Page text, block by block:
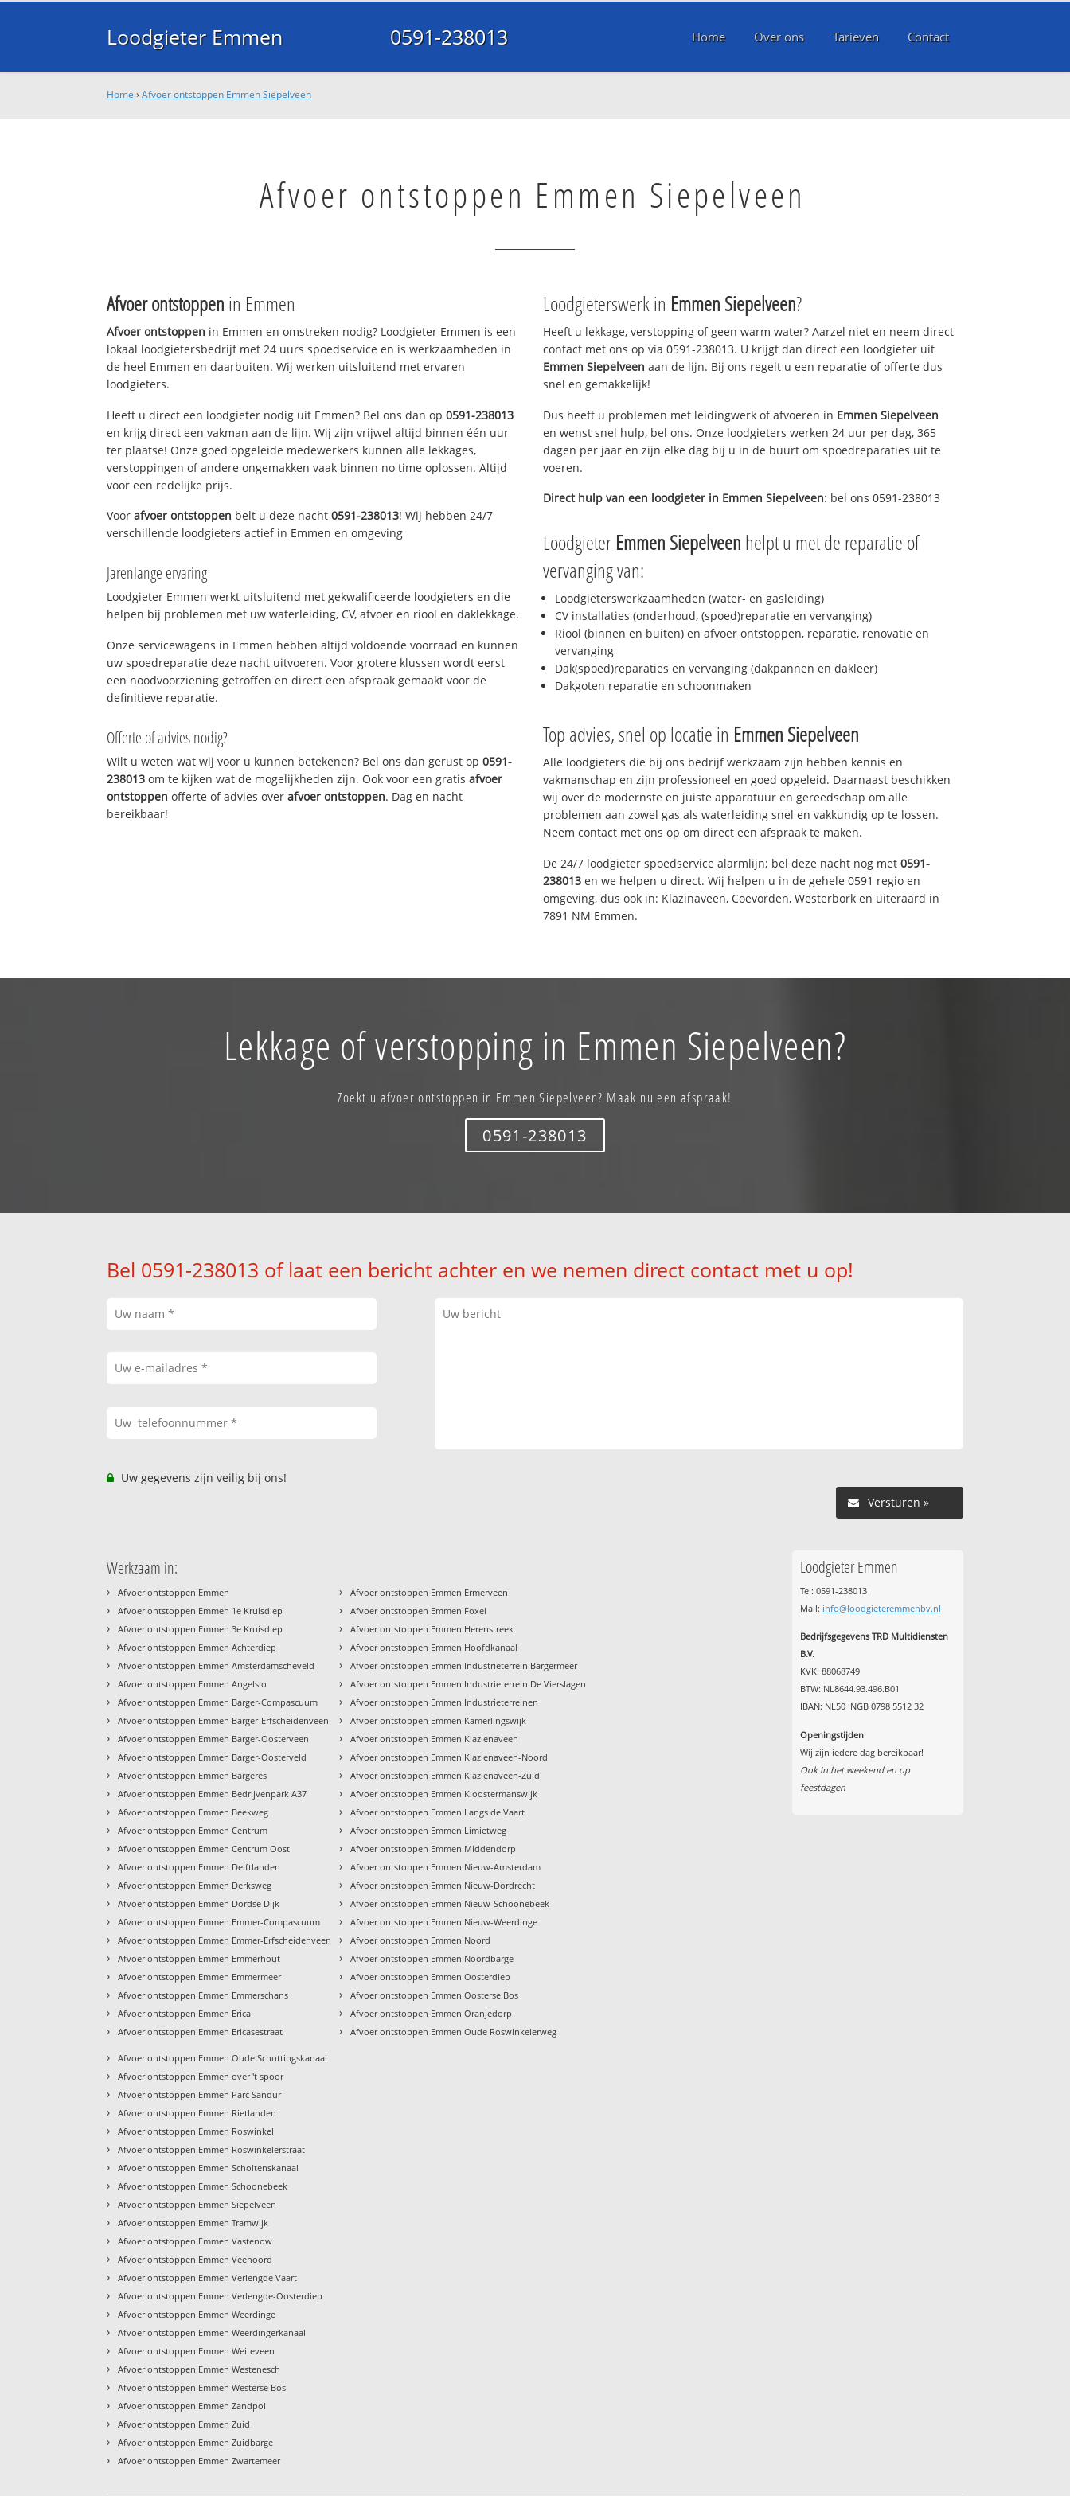
Loodgieter Emmen 0591-238013 Home Over ons Tarieven Contact
Home ›Afvoer ontstoppen Emmen Siepelveen
Afvoer ontstoppen Emmen Siepelveen
Afvoer ontstoppen in Emmen
Afvoer ontstoppen in Emmen en omstreken nodig? Loodgieter Emmen is een
lokaal loodgietersbedrijf met 24 uurs spoedservice en is werkzaamheden in
de heel Emmen en daarbuiten. Wij werken uitsluitend met ervaren
loodgieters.
Heeft u direct een loodgieter nodig uit Emmen? Bel ons dan op0591-238013
en krijg direct een vakman aan de lijn. Wij zijn vrijwel altijd binnen één uur
ter plaatse! Onze goed opgeleide medewerkers kunnen alle lekkages,
verstoppingen of andere ongemakken vaak binnen no time oplossen. Altijd
voor een redelijke prijs.
Voorafvoer ontstoppen belt u deze nacht0591-238013! Wij hebben 24/7
verschillende loodgieters actief in Emmen en omgeving
Jarenlange ervaring
Loodgieter Emmen werkt uitsluitend met gekwalificeerde loodgieters en die
helpen bij problemen met uw waterleiding, CV, afvoer en riool en daklekkage.
Onze servicewagens in Emmen hebben altijd voldoende voorraad en kunnen
uw spoedreparatie deze nacht uitvoeren. Voor grotere klussen wordt eerst
een noodvoorziening getroffen en direct een afspraak gemaakt voor de
definitieve reparatie.
Offerte of advies nodig?
Wilt u weten wat wij voor u kunnen betekenen? Bel ons dan gerust op0591-
238013 om te kijken wat de mogelijkheden zijn. Ook voor een gratisafvoer
ontstoppen offerte of advies overafvoer ontstoppen. Dag en nacht
bereikbaar!
Loodgieterswerk in Emmen Siepelveen?
Heeft u lekkage, verstopping of geen warm water? Aarzel niet en neem direct
contact met ons op via 0591-238013. U krijgt dan direct een loodgieter uit
Emmen Siepelveen aan de lijn. Bij ons regelt u een reparatie of offerte dus
snel en gemakkelijk!
Dus heeft u problemen met leidingwerk of afvoeren in Emmen Siepelveen
en wenst snel hulp, bel ons. Onze loodgieters werken 24 uur per dag, 365
dagen per jaar en zijn elke dag bij u in de buurt om spoedreparaties uit te
voeren.
Direct hulp van een loodgieter in Emmen Siepelveen: bel ons 0591-238013
Loodgieter Emmen Siepelveen helpt u met de reparatie of
vervanging van:
Loodgieterswerkzaamheden (water- en gasleiding)
CV installaties (onderhoud, (spoed)reparatie en vervanging)
Riool (binnen en buiten) en afvoer ontstoppen, reparatie, renovatie en
vervanging
Dak(spoed)reparaties en vervanging (dakpannen en dakleer)
Dakgoten reparatie en schoonmaken
Top advies, snel op locatie in Emmen Siepelveen
Alle loodgieters die bij ons bedrijf werkzaam zijn hebben kennis en
vakmanschap en zijn professioneel en goed opgeleid. Daarnaast beschikken
wij over de modernste en juiste apparatuur en gereedschap om alle
problemen aan zowel gas als waterleiding snel en vakkundig op te lossen.
Neem contact met ons op om direct een afspraak te maken.
De 24/7 loodgieter spoedservice alarmlijn; bel deze nacht nog met 0591-
238013 en we helpen u direct. Wij helpen u in de gehele 0591 regio en
omgeving, dus ook in: Klazinaveen, Coevorden, Westerbork en uiteraard in
7891 NM Emmen.
Lekkage of verstopping in Emmen Siepelveen?
Zoekt u afvoer ontstoppen in Emmen Siepelveen? Maak nu een afspraak!
0591-238013
Bel 0591-238013 of laat een bericht achter en we nemen direct contact met u op!
Uw gegevens zijn veilig bij ons!
Versturen »
Werkzaam in:
› Afvoer ontstoppen Emmen
› Afvoer ontstoppen Emmen 1e Kruisdiep
› Afvoer ontstoppen Emmen 3e Kruisdiep
› Afvoer ontstoppen Emmen Achterdiep
› Afvoer ontstoppen Emmen Amsterdamscheveld
› Afvoer ontstoppen Emmen Angelslo
› Afvoer ontstoppen Emmen Barger-Compascuum
› Afvoer ontstoppen Emmen Barger-Erfscheidenveen
› Afvoer ontstoppen Emmen Barger-Oosterveen
› Afvoer ontstoppen Emmen Barger-Oosterveld
› Afvoer ontstoppen Emmen Bargeres
› Afvoer ontstoppen Emmen Bedrijvenpark A37
› Afvoer ontstoppen Emmen Beekweg
› Afvoer ontstoppen Emmen Centrum
› Afvoer ontstoppen Emmen Centrum Oost
› Afvoer ontstoppen Emmen Delftlanden
› Afvoer ontstoppen Emmen Derksweg
› Afvoer ontstoppen Emmen Dordse Dijk
› Afvoer ontstoppen Emmen Emmer-Compascuum
› Afvoer ontstoppen Emmen Emmer-Erfscheidenveen
› Afvoer ontstoppen Emmen Emmerhout
› Afvoer ontstoppen Emmen Emmermeer
› Afvoer ontstoppen Emmen Emmerschans
› Afvoer ontstoppen Emmen Erica
› Afvoer ontstoppen Emmen Ericasestraat
› Afvoer ontstoppen Emmen Ermerveen
› Afvoer ontstoppen Emmen Foxel
› Afvoer ontstoppen Emmen Herenstreek
› Afvoer ontstoppen Emmen Hoofdkanaal
› Afvoer ontstoppen Emmen Industrieterrein Bargermeer
› Afvoer ontstoppen Emmen Industrieterrein De Vierslagen
› Afvoer ontstoppen Emmen Industrieterreinen
› Afvoer ontstoppen Emmen Kamerlingswijk
› Afvoer ontstoppen Emmen Klazienaveen
› Afvoer ontstoppen Emmen Klazienaveen-Noord
› Afvoer ontstoppen Emmen Klazienaveen-Zuid
› Afvoer ontstoppen Emmen Kloostermanswijk
› Afvoer ontstoppen Emmen Langs de Vaart
› Afvoer ontstoppen Emmen Limietweg
› Afvoer ontstoppen Emmen Middendorp
› Afvoer ontstoppen Emmen Nieuw-Amsterdam
› Afvoer ontstoppen Emmen Nieuw-Dordrecht
› Afvoer ontstoppen Emmen Nieuw-Schoonebeek
› Afvoer ontstoppen Emmen Nieuw-Weerdinge
› Afvoer ontstoppen Emmen Noord
› Afvoer ontstoppen Emmen Noordbarge
› Afvoer ontstoppen Emmen Oosterdiep
› Afvoer ontstoppen Emmen Oosterse Bos
› Afvoer ontstoppen Emmen Oranjedorp
› Afvoer ontstoppen Emmen Oude Roswinkelerweg
› Afvoer ontstoppen Emmen Oude Schuttingskanaal
› Afvoer ontstoppen Emmen over 't spoor
› Afvoer ontstoppen Emmen Parc Sandur
› Afvoer ontstoppen Emmen Rietlanden
› Afvoer ontstoppen Emmen Roswinkel
› Afvoer ontstoppen Emmen Roswinkelerstraat
› Afvoer ontstoppen Emmen Scholtenskanaal
› Afvoer ontstoppen Emmen Schoonebeek
› Afvoer ontstoppen Emmen Siepelveen
› Afvoer ontstoppen Emmen Tramwijk
› Afvoer ontstoppen Emmen Vastenow
› Afvoer ontstoppen Emmen Veenoord
› Afvoer ontstoppen Emmen Verlengde Vaart
› Afvoer ontstoppen Emmen Verlengde-Oosterdiep
› Afvoer ontstoppen Emmen Weerdinge
› Afvoer ontstoppen Emmen Weerdingerkanaal
› Afvoer ontstoppen Emmen Weiteveen
› Afvoer ontstoppen Emmen Westenesch
› Afvoer ontstoppen Emmen Westerse Bos
› Afvoer ontstoppen Emmen Zandpol
› Afvoer ontstoppen Emmen Zuid
› Afvoer ontstoppen Emmen Zuidbarge
› Afvoer ontstoppen Emmen Zwartemeer
Loodgieter Emmen
Tel: 0591-238013
Mail: info@loodgieteremmenbv.nl
Bedrijfsgegevens TRD Multidiensten
B.V.
KVK: 88068749
BTW: NL8644.93.496.B01
IBAN: NL50 INGB 0798 5512 32
Openingstijden
Wij zijn iedere dag bereikbaar!
Ook in het weekend en op
feestdagen